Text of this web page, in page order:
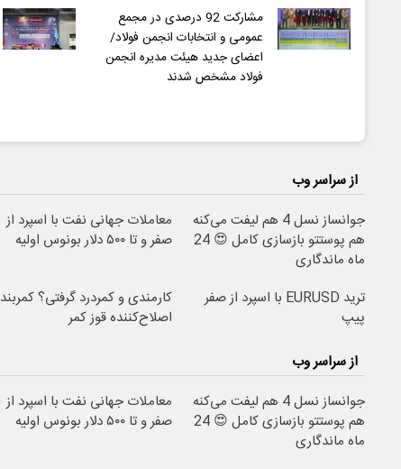
مشارکت 92 درصدی در مجمع
عمومی و انتخابات انجمن فولاد/
اعضای جدید هیئت مدیره انجمن
فولاد مشخص شدند
از سراسر وب
جوانساز نسل 4 هم لیفت می‌کنه
هم پوستتو بازسازی کامل 😍 24
ماه ماندگاری
معاملات جهانی نفت با اسپرد از
صفر و تا ۵۰۰ دلار بونوس اولیه
ترید EURUSD با اسپرد از صفر
پیپ
کارمندی و کمردرد گرفتی؟ کمربند
اصلاح‌کننده قوز کمر
از سراسر وب
جوانساز نسل 4 هم لیفت می‌کنه
هم پوستتو بازسازی کامل 😍 24
ماه ماندگاری
معاملات جهانی نفت با اسپرد از
صفر و تا ۵۰۰ دلار بونوس اولیه